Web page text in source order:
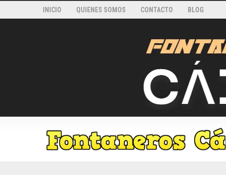
INICIO QUIENES SOMOS CONTACTO BLOG